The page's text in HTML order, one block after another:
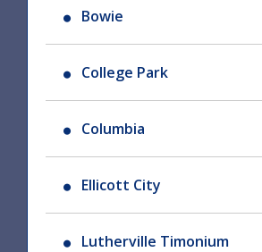
Bowie
College Park
Columbia
Ellicott City
Lutherville Timonium